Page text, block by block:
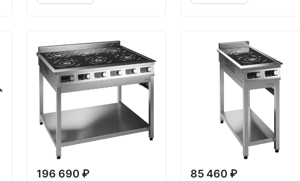
196 690 ₽ 85 460 ₽